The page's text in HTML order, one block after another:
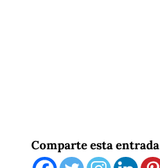
Comparte esta entrada